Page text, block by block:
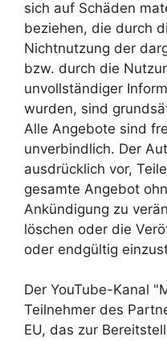
sich auf Schäden
beziehen, die durch
Nichtnutzung der
bzw. durch die
unvollständiger
wurden, sind
Alle Angebote sind
unverbindlich. Der
ausdrücklich vor,
gesamte Angebot
Ankündigung zu
löschen oder die
oder endgültig
Der YouTube-Kanal
Teilnehmer des
EU, das zur